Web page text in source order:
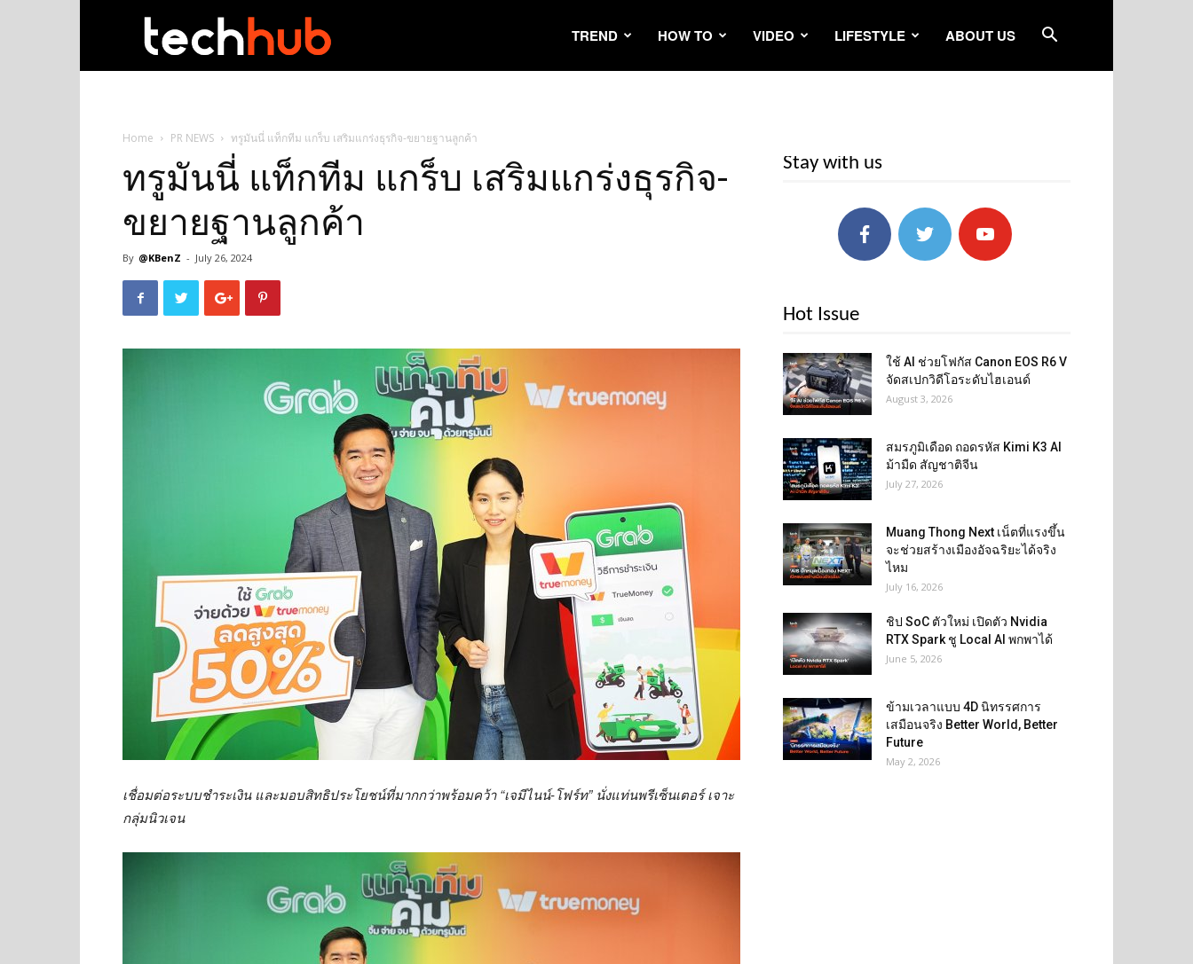
TREND HOW TO VIDEO LIFESTYLE ABOUT US
Home PR NEWS ทรูมันนี่ แท็กทีม แกร็บ เสริมแกร่งธุรกิจ-ขยายฐานลูกค้า
ทรูมันนี่ แท็กทีม แกร็บ เสริมแกร่งธุรกิจ-
ขยายฐานลูกค้า
By @KBenZ - July 26, 2024
เชื่อมต่อระบบชำระเงิน และมอบสิทธิประโยชน์ที่มากกว่าพร้อมคว้า “เจมีไนน์-โฟร์ท” นั่งแท่นพรีเซ็นเตอร์ เจาะ
กลุ่มนิวเจน
Stay with us
Hot Issue
ใช้ AI ช่วยโฟกัส Canon EOS R6 V
จัดสเปกวิดีโอระดับไฮเอนด์
August 3, 2026
สมรภูมิเดือด ถอดรหัส Kimi K3 AI
ม้ามืด สัญชาติจีน
July 27, 2026
Muang Thong Next เน็ตที่แรงขึ้น
จะช่วยสร้างเมืองอัจฉริยะได้จริง
ไหม
July 16, 2026
ชิป SoC ตัวใหม่ เปิดตัว Nvidia
RTX Spark ชู Local AI พกพาได้
June 5, 2026
ข้ามเวลาแบบ 4D นิทรรศการ
เสมือนจริง Better World, Better
Future
May 2, 2026